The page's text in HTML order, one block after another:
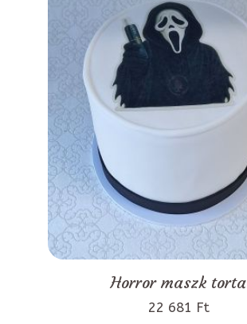
Horror maszk torta
22 681 Ft